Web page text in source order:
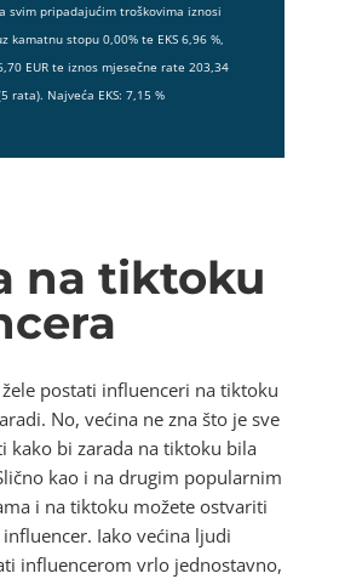
svim pripadajućim troškovima iznosi
kamatnu stopu 0,00% te EKS 6,96 %,
EUR te iznos mjesečne rate 203,34
rata). Najveća EKS: 7,15 %
na tiktoku
postati influenceri na tiktoku
No, većina ne zna što je sve
kako bi zarada na tiktoku bila
kao i na drugim popularnim
i na tiktoku možete ostvariti
Iako većina ljudi
influencerom vrlo jednostavno,